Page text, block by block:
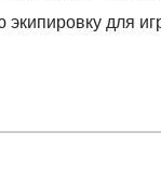
для